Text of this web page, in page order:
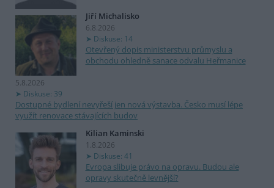
Jiří Michalisko
6.8.2026
Diskuse: 14
Otevřený dopis ministerstvu průmyslu a
obchodu ohledně sanace odvalu Heřmanice
5.8.2026
Diskuse: 39
Dostupné bydlení nevyřeší jen nová výstavba. Česko musí lépe
využít renovace stávajících budov
Kilian Kaminski
1.8.2026
Diskuse: 41
Evropa slibuje právo na opravu. Budou ale
opravy skutečně levnější?